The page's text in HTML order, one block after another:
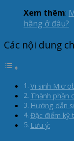
Xem thêm:
hãng ở đâu?
Các nội dung
Vi sinh
Thành phần
Hướng dẫn
Đặc điểm kỹ
Lưu ý: